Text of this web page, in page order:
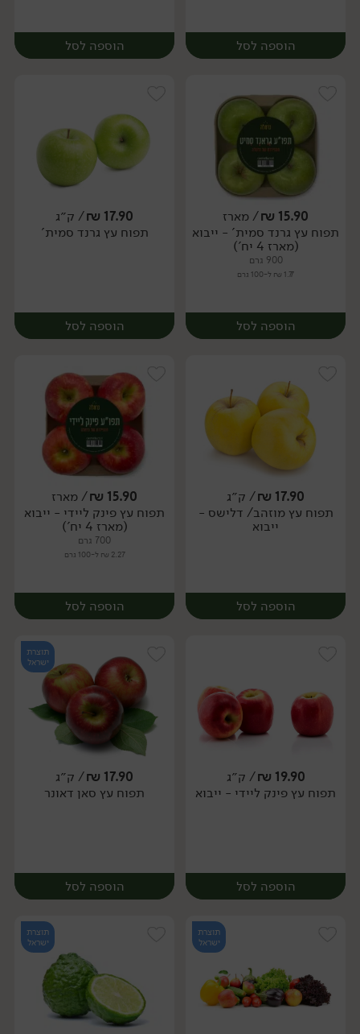
הוספה לסל
יח׳ ק״ג
הוספה לסל
יח׳ ק״ג
15.90
₪/ מארז
תפוח עץ גרנד סמית' - ייבוא
(מארז 4 יח')
900 גרם
1.77 ₪ ל-100 גרם
הוספה לסל
מארז
17.90
₪/ ק״ג
תפוח עץ גרנד סמית'
הוספה לסל
יח׳ ק״ג
17.90
₪/ ק״ג
תפוח עץ מוזהב/ דלישס -
ייבוא
הוספה לסל
יח׳ ק״ג
15.90
₪/ מארז
תפוח עץ פינק ליידי - ייבוא
(מארז 4 יח')
700 גרם
2.27 ₪ ל-100 גרם
הוספה לסל
מארז
19.90
₪/ ק״ג
תפוח עץ פינק ליידי - ייבוא
הוספה לסל
תוצרת
ישראל
17.90
₪/ ק״ג
תפוח עץ סאן דאונר
הוספה לסל
תוצרת
ישראל
תוצרת
ישראל